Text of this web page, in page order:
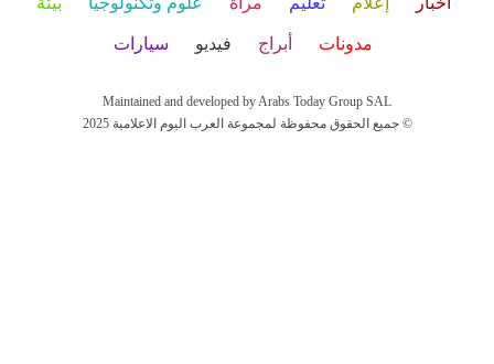
مدونات أبراج فيديو سيارات
Maintained and developed by Arabs Today Group SAL
جميع الحقوق محفوظة لمجموعة العرب اليوم الاعلامية 2025 ©